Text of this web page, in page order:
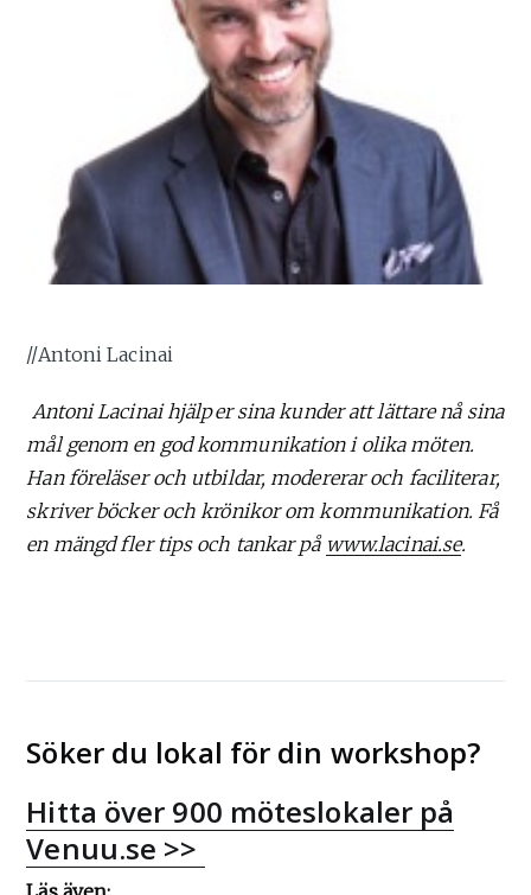
//Antoni Lacinai
Antoni Lacinai hjälper sina kunder att lättare nå sina
mål genom en god kommunikation i olika möten.
Han föreläser och utbildar, modererar och faciliterar,
skriver böcker och krönikor om kommunikation. Få
en mängd fler tips och tankar på www.lacinai.se.
Söker du lokal för din workshop?
Hitta över 900 möteslokaler på
Venuu.se >>